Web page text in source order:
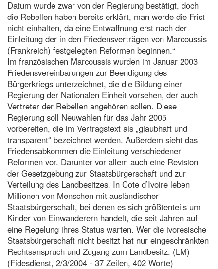
Datum wurde zwar von der Regierung bestätigt, doch
die Rebellen haben bereits erklärt, man werde die Frist
nicht einhalten, da eine Entwaffnung erst nach der
Einleitung der in den Friedensverträgen von Marcoussis
(Frankreich) festgelegten Reformen beginnen.“
Im französischen Marcoussis wurden im Januar 2003
Friedensvereinbarungen zur Beendigung des
Bürgerkriegs unterzeichnet, die die Bildung einer
Regierung der Nationalen Einheit vorsehen, der auch
Vertreter der Rebellen angehören sollen. Diese
Regierung soll Neuwahlen für das Jahr 2005
vorbereiten, die im Vertragstext als „glaubhaft und
transparent“ bezeichnet werden. Außerdem sieht das
Friedensabkommen die Einleitung verschiedener
Reformen vor. Darunter vor allem auch eine Revision
der Gesetzgebung zur Staatsbürgerschaft und zur
Verteilung des Landbesitzes. In Cote d’Ivoire leben
Millionen von Menschen mit ausländischer
Staatsbürgerschaft, bei denen es sich größtenteils um
Kinder von Einwanderern handelt, die seit Jahren auf
eine Regelung ihres Status warten. Wer die ivoresische
Staatsbürgerschaft nicht besitzt hat nur eingeschränkten
Rechtsanspruch und Zugang zum Landbesitz. (LM)
(Fidesdienst, 2/3/2004 - 37 Zeilen, 402 Worte)